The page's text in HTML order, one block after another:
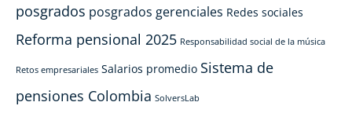
posgrados posgrados gerenciales Redes sociales
Reforma pensional 2025 Responsabilidad social de la música
Retos empresariales Salarios promedio Sistema de
pensiones Colombia SolversLab